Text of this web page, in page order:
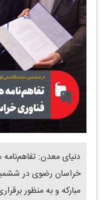
دنیای معدن:
خراسان رضوی در ششمین
مبارکه و به منظور